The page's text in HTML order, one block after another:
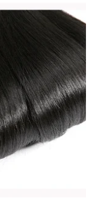
partez du